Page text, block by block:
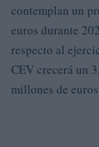
contemplan un
euros durante
respecto al
CEV crecerá un
millones de